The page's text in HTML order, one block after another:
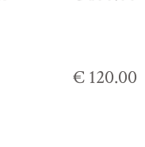
€ 120.00